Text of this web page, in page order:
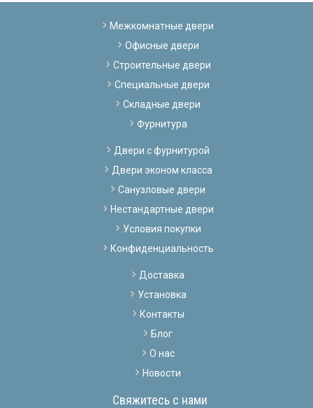
Межкомнатные двери
Офисные двери
Строительные двери
Специальные двери
Складные двери
Фурнитура
Двери с фурнитурой
Двери эконом класса
Санузловые двери
Нестандартные двери
Условия покупки
Конфиденциальность
Доставка
Установка
Контакты
Блог
О нас
Новости
Свяжитесь с нами